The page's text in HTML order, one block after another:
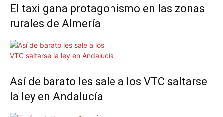
El taxi gana protagonismo en las zonas
rurales de Almería
Así de barato les sale a los VTC saltarse
la ley en Andalucía